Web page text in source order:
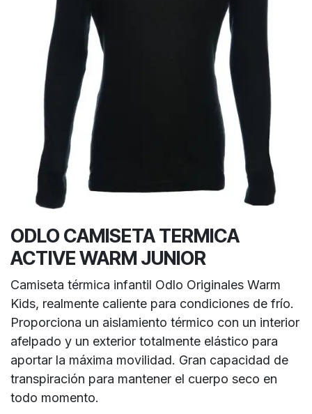
ODLO CAMISETA TERMICA
ACTIVE WARM JUNIOR
Camiseta térmica infantil Odlo Originales Warm
Kids, realmente caliente para condiciones de frío.
Proporciona un aislamiento térmico con un interior
afelpado y un exterior totalmente elástico para
aportar la máxima movilidad. Gran capacidad de
transpiración para mantener el cuerpo seco en
todo momento.